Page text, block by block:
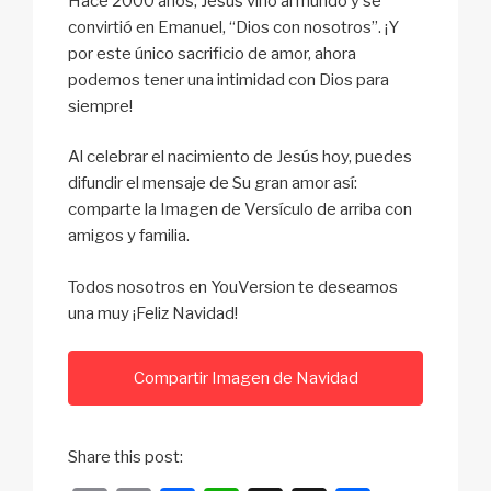
convirtió en Emanuel, “Dios con nosotros”. ¡Y
por este único sacrificio de amor, ahora
podemos tener una intimidad con Dios para
siempre!
Al celebrar el nacimiento de Jesús hoy, puedes
difundir el mensaje de Su gran amor así:
comparte la Imagen de Versículo de arriba con
amigos y familia.
Todos nosotros en YouVersion te deseamos
una muy ¡Feliz Navidad!
Compartir Imagen de Navidad
Share this post: